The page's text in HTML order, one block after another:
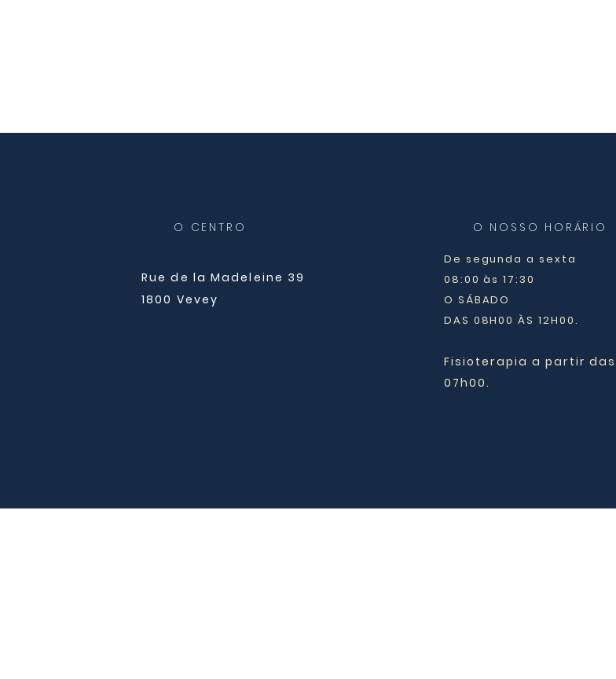
O CENTRO
Rue de la Madeleine 39
1800 Vevey
O NOSSO HORÁRIO
De segunda a sexta
08:00 às 17:30
O SÁBADO
DAS 08H00 ÀS 12H00.
Fisioterapia a partir das
07h00.